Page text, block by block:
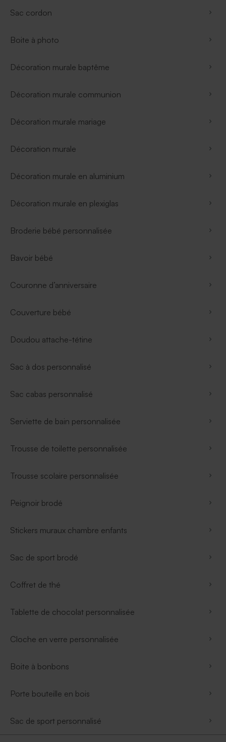
Sac cordon
Boite à photo
Décoration murale baptême
Décoration murale communion
Décoration murale mariage
Décoration murale
Décoration murale en aluminium
Décoration murale en plexiglas
Broderie bébé personnalisée
Bavoir bébé
Couronne d’anniversaire
Couverture bébé
Doudou attache-tétine
Sac à dos personnalisé
Sac cabas personnalisé
Serviette de bain personnalisée
Trousse de toilette personnalisée
Trousse scolaire personnalisée
Peignoir brodé
Stickers muraux chambre enfants
Sac de sport brodé
Coffret de thé
Tablette de chocolat personnalisée
Cloche en verre personnalisée
Boite à bonbons
Porte bouteille en bois
Sac de sport personnalisé